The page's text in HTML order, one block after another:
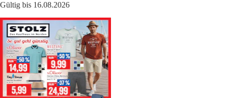
Gültig bis 16.08.2026